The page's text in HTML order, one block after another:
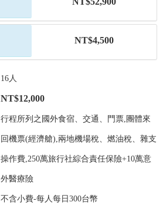
NT$4,500
16人
NT$12,000
行程所列之國外食宿、交通、門票,團體來
回機票(經濟艙),兩地機場稅、燃油稅、雜支
操作費,250萬旅行社綜合責任保險+10萬意
外醫療險
不含小費-每人每日300台幣